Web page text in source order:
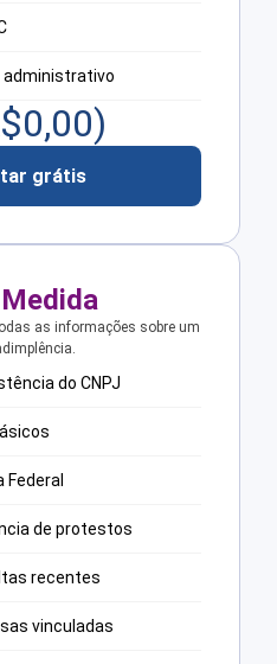
administrativo
0,00)
grátis
as informações sobre um
do CNPJ
Federal
de protestos
recentes
vinculadas